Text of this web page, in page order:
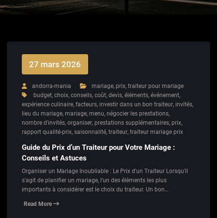
27 mars 2026
andorra-mania mariage, prix, traiteur pour mariage
budget, choix, conseils, coût, devis, éléments, événement,
expérience culinaire, facteurs, investir dans un bon traiteur, invités,
lieu du mariage, mariage, menu, négocier les prestations,
nombre d'invités, organiser, prestations supplémentaires, prix,
rapport qualité-prix, saisonnalité, traiteur, traiteur mariage prix
Guide du Prix d’un Traiteur pour Votre Mariage :
Conseils et Astuces
Organiser un Mariage Inoubliable : Le Prix d'un Traiteur Lorsqu'il
s'agit de planifier un mariage, l'un des éléments les plus
importants à considérer est le choix du traiteur. Un bon…
Read More